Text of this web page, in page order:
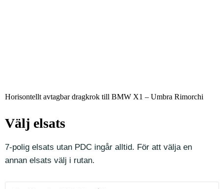
Horisontellt avtagbar dragkrok till BMW X1 – Umbra Rimorchi
Välj elsats
7-polig elsats utan PDC ingår alltid. För att välja en
annan elsats välj i rutan.